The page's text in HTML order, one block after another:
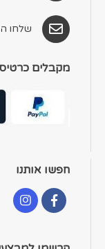
שלחו
מקבלים
חפשו אותנו